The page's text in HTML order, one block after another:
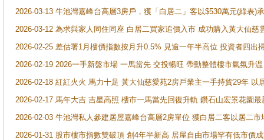
2026-03-13 牛池灣嘉峰台高層3房戶，獲「白居二」客以$530萬元(綠表)
2026-03-12 為求與家人同住同座 白居二買家追價入市 成功購入黃大仙
2026-02-25 差估署1月樓價指數按月升0.5% 見逾一年半高位 投資者四
2026-02-19 2026一手新盤市場 一馬當先 交投暢旺 帶動整體樓市氣氛升
2026-02-18 紅紅火火 馬力十足 黃大仙慈愛苑2房戶業主一手持貨29年 以
2026-02-17 馬年大吉 吉星高照 樓市一馬當先回復升軌 鑽石山宏景花園
2026-02-03 牛池灣私人參建居屋嘉峰台高層2房單位 獲白居二客以居二市
2026-01-31 股市樓市指數雙破頂 創4年半新高 居屋自由市場罕有低市價